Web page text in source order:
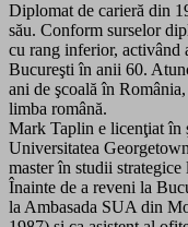
Diplomat de carieră din
său. Conform surselor
cu rang inferior,
Bucureşti în anii 60.
ani de şcoală în
limba română.
Mark Taplin e licenţiat în
Universitatea
master în studii
Înainte de a reveni la
la Ambasada SUA din